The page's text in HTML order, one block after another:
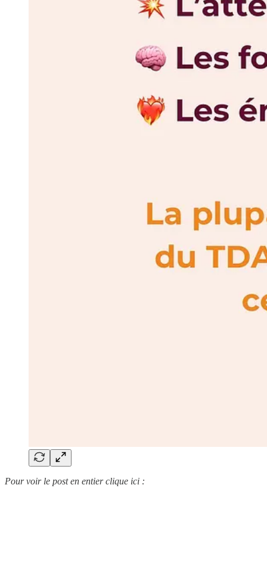
Pour voir le post en entier clique ici :